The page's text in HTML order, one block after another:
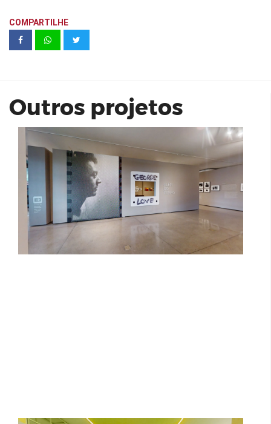
COMPARTILHE
Outros projetos
George Love: além do tempo | mam
HB20 CONFORT 1.0 | HMB ANDRETA